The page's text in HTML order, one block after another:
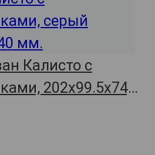
Калисто с
202х99.5х74,